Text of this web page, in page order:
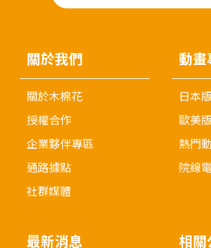
關於我們
關於木棉花
授權合作
企業夥伴專區
通路據點
社群媒體
動畫
日本
歐美
熱門
院線
最新消息 相關